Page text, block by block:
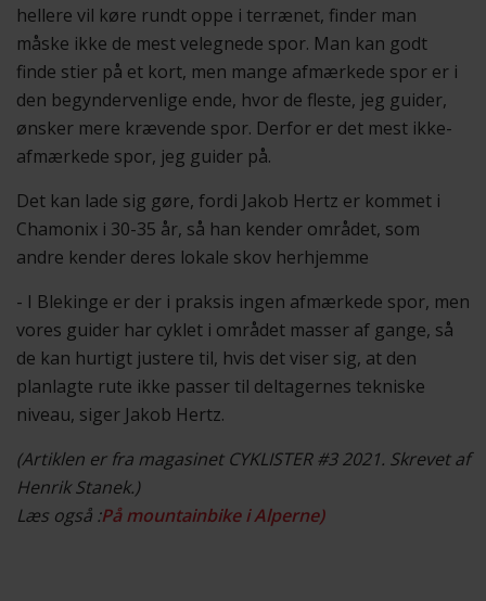
hellere vil køre rundt oppe i terrænet, finder man
måske ikke de mest velegnede spor. Man kan godt
finde stier på et kort, men mange afmærkede spor er i
den begyndervenlige ende, hvor de fleste, jeg guider,
ønsker mere krævende spor. Derfor er det mest ikke-
afmærkede spor, jeg guider på.
Det kan lade sig gøre, fordi Jakob Hertz er kommet i
Chamonix i 30-35 år, så han kender området, som
andre kender deres lokale skov herhjemme
- I Blekinge er der i praksis ingen afmærkede spor, men
vores guider har cyklet i området masser af gange, så
de kan hurtigt justere til, hvis det viser sig, at den
planlagte rute ikke passer til deltagernes tekniske
niveau, siger Jakob Hertz.
(Artiklen er fra magasinet CYKLISTER #3 2021. Skrevet af
Henrik Stanek.)
Læs også :På mountainbike i Alperne)